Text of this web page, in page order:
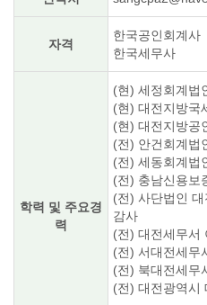
자격
한국공인회계사
한국세무사
학력 및 주요경
력
(현) 세정회계법
(현) 대전지방국
(현) 대전지방공
(전) 안건회계법
(전) 세동회계법
(전) 충남신용보
(전) 사단법인
감사
(전) 대전세무서
(전) 서대전세무
(전) 북대전세무
(전) 대전광역시